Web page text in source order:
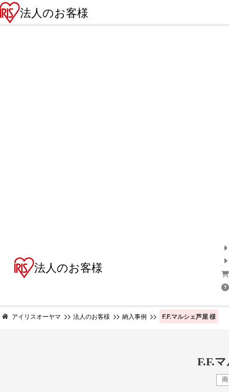
法人のお客様
法人のお客様
アイリスオーヤマ 法人のお客様 納入事例 F.F.マルシェ芦屋 様
F.F.